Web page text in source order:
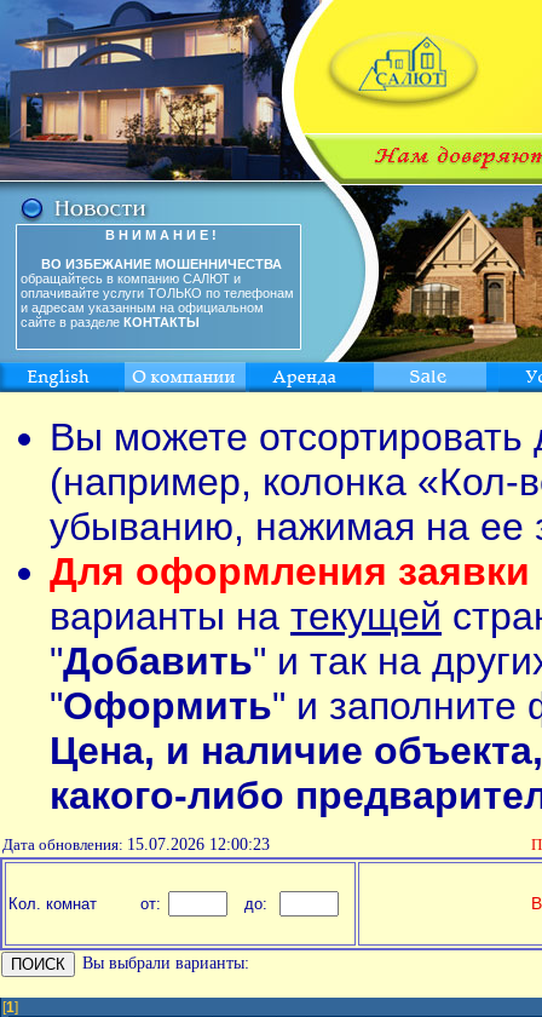
В Н И М А Н И Е !
ВО ИЗБЕЖАНИЕ МОШЕННИЧЕСТВА
обращайтесь в компанию САЛЮТ и
оплачивайте услуги ТОЛЬКО по телефонам
и адресам указанным на официальном
сайте в разделе КОНТАКТЫ
Вы можете
(например, колонка «Кол-
убыванию, нажимая на ее
Для оформления заявки
варианты на текущей
"Добавить" и так на
"Оформить" и заполните
Цена, и наличие
какого-либо
Дата обновления: 15.07.2026 12:00:23
Кол. комнат от: до:
Вы выбрали варианты:
[1]